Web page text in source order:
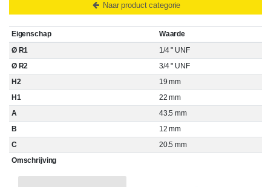
Eigenschap
Waarde
Ø R1
1/4 " UNF
Ø R2
3/4 " UNF
H2
19 mm
H1
22 mm
A
43.5 mm
B
12 mm
C
20.5 mm
Omschrijving
Naar product categorie